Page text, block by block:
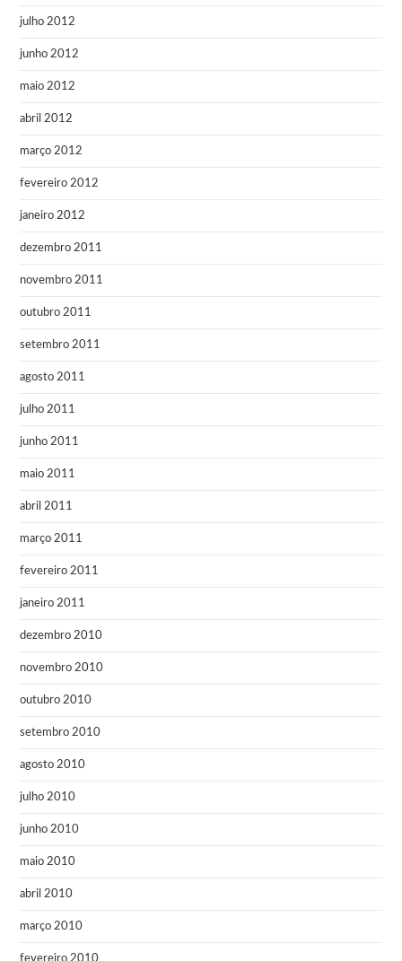
julho 2012
junho 2012
maio 2012
abril 2012
março 2012
fevereiro 2012
janeiro 2012
dezembro 2011
novembro 2011
outubro 2011
setembro 2011
agosto 2011
julho 2011
junho 2011
maio 2011
abril 2011
março 2011
fevereiro 2011
janeiro 2011
dezembro 2010
novembro 2010
outubro 2010
setembro 2010
agosto 2010
julho 2010
junho 2010
maio 2010
abril 2010
março 2010
fevereiro 2010